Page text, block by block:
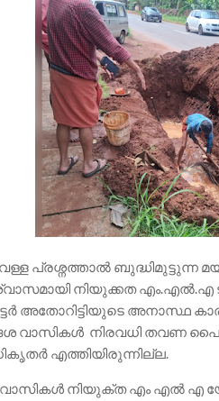
പ്രശ്നത്താൽ ബുദ്ധിമുട്ടുന്ന
നിയുക്കത എം.എൽ.എ
അതോറിട്ടിയുടെ അനാസ്ഥ
വാസികൾ നിരവധി തവണ
എത്തിയിരുന്നില്ല.
നിയുക്ത എം എൽ എ